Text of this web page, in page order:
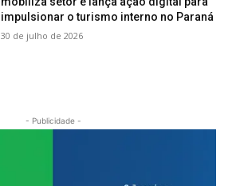
impulsionar o turismo interno no Paraná
30 de julho de 2026
- Publicidade -